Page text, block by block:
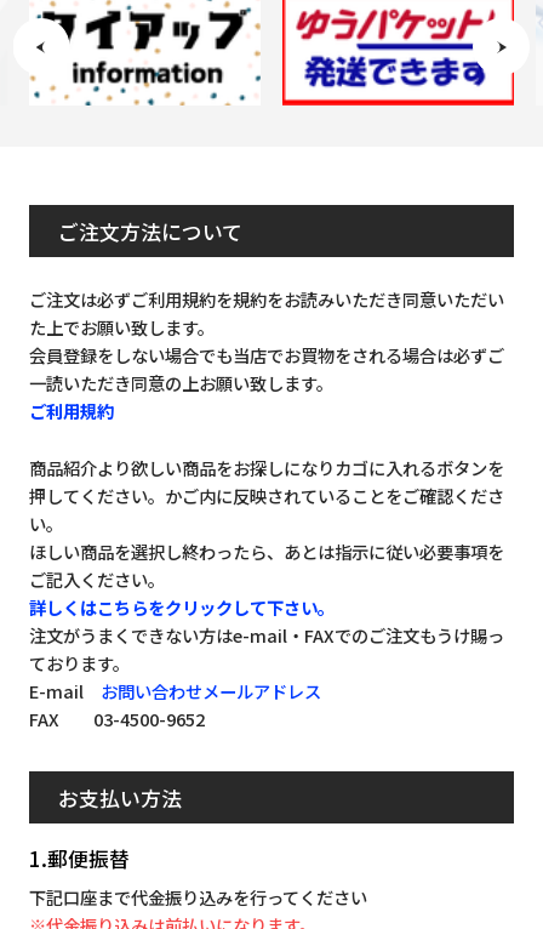
ご注文方法について
ご注文は必ずご利用規約を規約をお読みいただき同意いただい
た上でお願い致します。
会員登録をしない場合でも当店でお買物をされる場合は必ずご
一読いただき同意の上お願い致します。
ご利用規約
商品紹介より欲しい商品をお探しになりカゴに入れるボタンを
押してください。かご内に反映されていることをご確認くださ
い。
ほしい商品を選択し終わったら、あとは指示に従い必要事項を
ご記入ください。
詳しくはこちらをクリックして下さい。
注文がうまくできない方はe-mail・FAXでのご注文もうけ賜っ
ております。
E-mail お問い合わせメールアドレス
FAX 03-4500-9652
お支払い方法
1.郵便振替
下記口座まで代金振り込みを行ってください